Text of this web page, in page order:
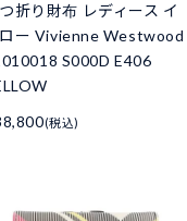
折り財布 レディース イ
ー Vivienne Westwood
S000D E406
(税込)